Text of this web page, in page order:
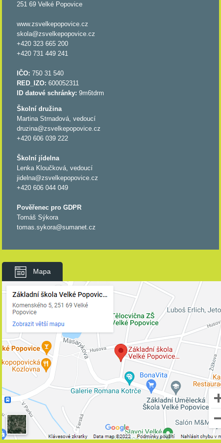
251 69 Velké Popovice
www.zsvelkepopovice.cz
skola@zsvelkepopovice.cz
+420 323 665 200
+420 731 449 241
IČO:750 31 540
RED_IZO: 600052311
ID datové schránky:9m6tdrm
Školní družina
Martina Strnadová, vedoucí
druzina@zsvelkepopovice.cz
+420 606 039 222
Školní jídelna
Lenka Kloučková, vedoucí
jidelna@zsvelkepopovice.cz
+420 606 044 049
Pověřenec pro GDPR
Tomáš Sýkora
tomas.sykora@sumanet.cz
Mapa